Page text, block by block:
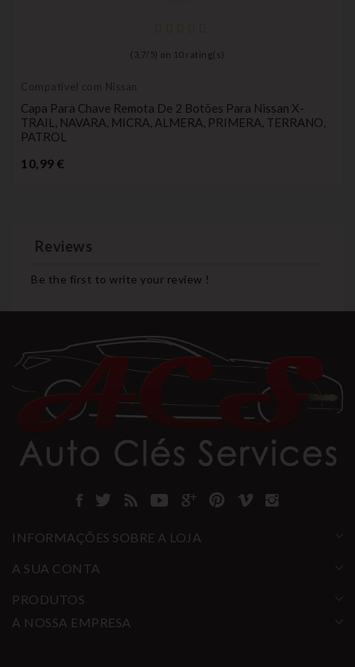
( 3,7/ 5) on 10rating(s)
Compatível com Nissan
Capa Para Chave Remota De 2 Botões Para Nissan X-
TRAIL, NAVARA, MICRA, ALMERA, PRIMERA, TERRANO,
PATROL
10,99 €
Reviews
Be the first to write your review !
INFORMAÇÕES SOBRE A LOJA
A SUA CONTA
PRODUTOS
A NOSSA EMPRESA